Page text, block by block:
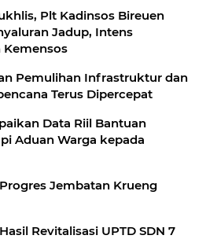
Plt Kadinsos Bireuen
Jadup, Intens
Kemensos
Pemulihan Infrastruktur dan
Terus Dipercepat
Data Riil Bantuan
Aduan Warga kepada
Jembatan Krueng
Revitalisasi UPTD SDN 7